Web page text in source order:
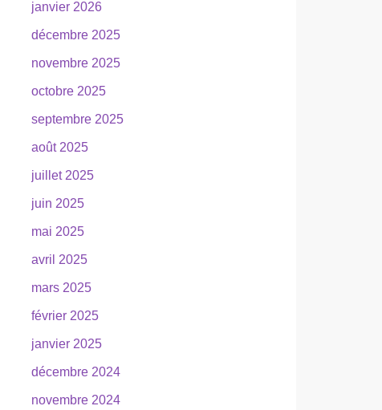
janvier 2026
décembre 2025
novembre 2025
octobre 2025
septembre 2025
août 2025
juillet 2025
juin 2025
mai 2025
avril 2025
mars 2025
février 2025
janvier 2025
décembre 2024
novembre 2024